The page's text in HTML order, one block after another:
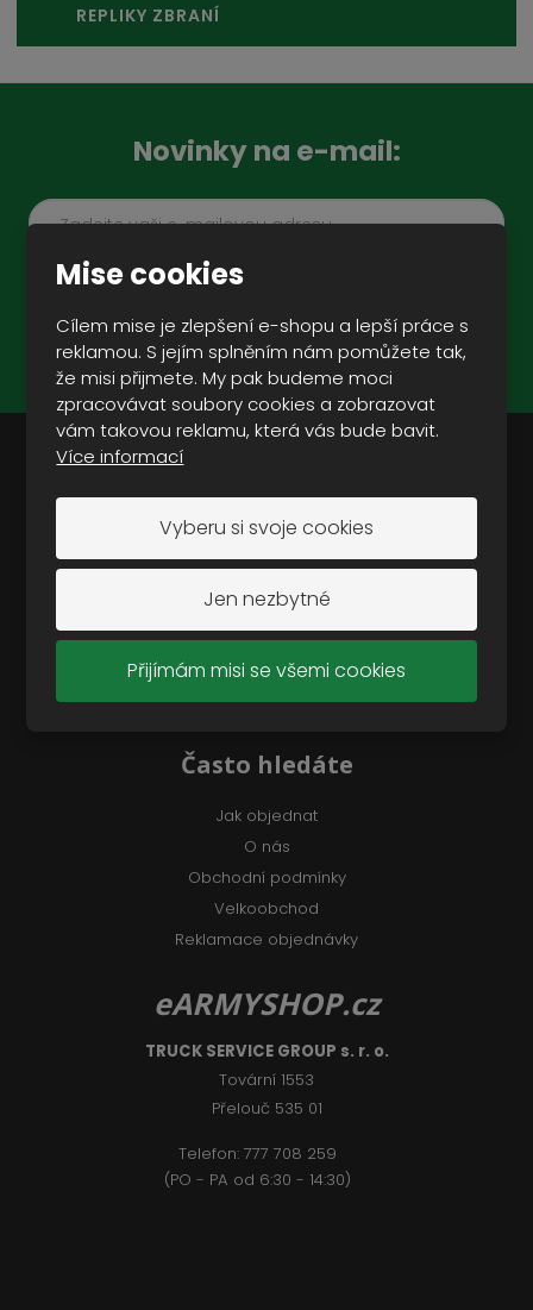
Mise cookies
Cílem mise je zlepšení e-shopu a lepší práce s
reklamou. S jejím splněním nám pomůžete tak,
že misi přijmete. My pak budeme moci
zpracovávat soubory cookies a zobrazovat
vám takovou reklamu, která vás bude bavit.
Více informací
Vyberu si svoje cookies
Jen nezbytné
Přijímám misi se všemi cookies
REPLIKY ZBRANÍ
Novinky na e-mail:
Souhlasím se zpracováním osobních údajů
Doporučujeme vám:
Vojenská a outdoorová obuv
Vojenské vybavení
Vojenská technika
Camping a outdoor
Často hledáte
Jak objednat
O nás
Obchodní podmínky
Velkoobchod
Reklamace objednávky
eARMYSHOP.cz
TRUCK SERVICE GROUP s. r. o.
Tovární 1553
Přelouč 535 01
Telefon: 777 708 259
(PO - PA od 6:30 - 14:30)